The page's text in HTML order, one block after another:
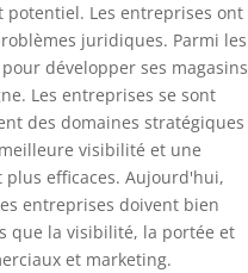
Les entreprises ont
juridiques. Parmi les
développer ses magasins
Les entreprises se sont
des domaines stratégiques
visibilité et une
efficaces. Aujourd'hui,
entreprises doivent bien
que la visibilité, la portée et
et marketing.